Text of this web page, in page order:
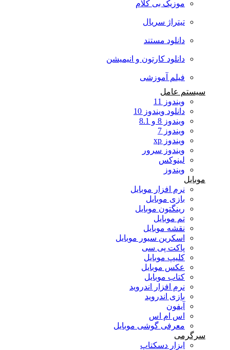
موزیک بی کلام
تیتراژ سریال
دانلود مستند
دانلود کارتون و انیمیشن
فیلم آموزشی
سیستم عامل
ویندوز 11
دانلود ویندوز 10
ویندوز 8 و 8.1
ویندوز 7
ویندوز xp
ویندوز سرور
لینوکس
ویندوز
موبایل
نرم افزار موبایل
بازی موبایل
رینگتون موبایل
تم موبایل
نقشه موبایل
اسکرین سیور موبایل
پاکت پی سی
کلیپ موبایل
عکس موبایل
کتاب موبایل
نرم افزار اندروید
بازی اندروید
آیفون
اس ام اس
معرفی گوشی موبایل
سرگرمی
ابزار دسکتاپ